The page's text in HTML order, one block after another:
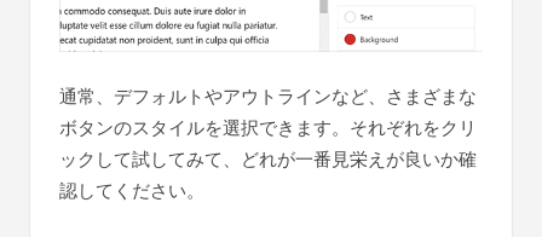
通常、デフォルトやアウトラインなど、さまざまな
ボタンのスタイルを選択できます。それぞれをクリ
ックして試してみて、どれが一番見栄えが良いか確
認してください。